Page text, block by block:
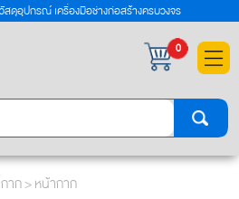
×
ดุอุปกรณ์ เครื่องมือช่างก่อสร้างครบวงจร
0
าก> หน้ากาก